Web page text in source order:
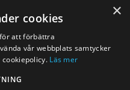
×
cookies
att förbättra
vår webbplats samtycker
Läs mer